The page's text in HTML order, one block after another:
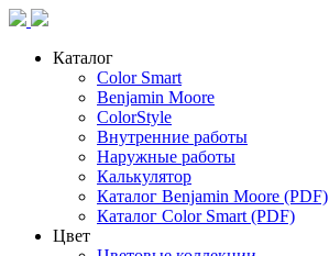
Каталог
Color Smart
Benjamin Moore
ColorStyle
Внутренние работы
Наружные работы
Калькулятор
Каталог Benjamin Moore (PDF)
Каталог Color Smart (PDF)
Цвет